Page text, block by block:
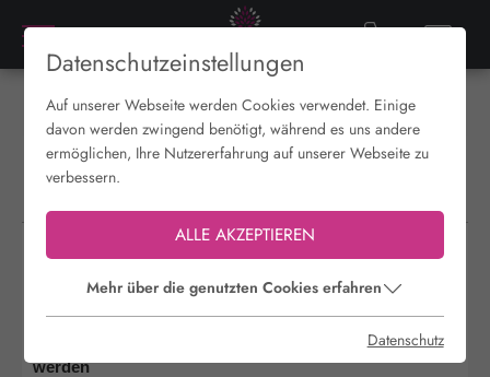
Anreise: keine Auswahl
Abreise:
Reisedatum
JETZT DIREKT BUCHEN
Live great. Sleep well.
ein zusätzlicher Mindestaufenthaltszuschlag erhoben
werden
Datenschutzeinstellungen
Auf unserer Webseite werden Cookies verwendet. Einige
davon werden zwingend benötigt, während es uns andere
ermöglichen, Ihre Nutzererfahrung auf unserer Webseite zu
verbessern.
ALLE AKZEPTIEREN
Mehr über die genutzten Cookies erfahren
Datenschutz